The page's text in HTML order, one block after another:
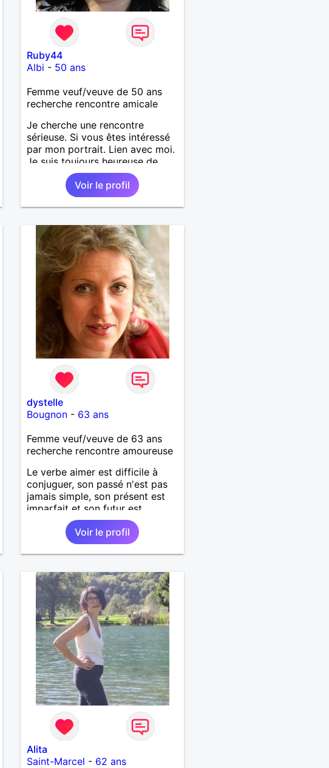
Ruby44
Albi - 50 ans
Femme veuf/veuve de 50 ans
recherche rencontre amicale
Je cherche une rencontre
sérieuse. Si vous êtes intéressé
par mon portrait. Lien avec moi.
Je suis toujours heureuse de
vous accueillir.
Voir le profil
dystelle
Bougnon - 63 ans
Femme veuf/veuve de 63 ans
recherche rencontre amoureuse
Le verbe aimer est difficile à
conjuguer, son passé n'est pas
jamais simple, son présent est
imparfait et son futur est
conditionnel.
Voir le profil
Alita
Saint-Marcel - 62 ans